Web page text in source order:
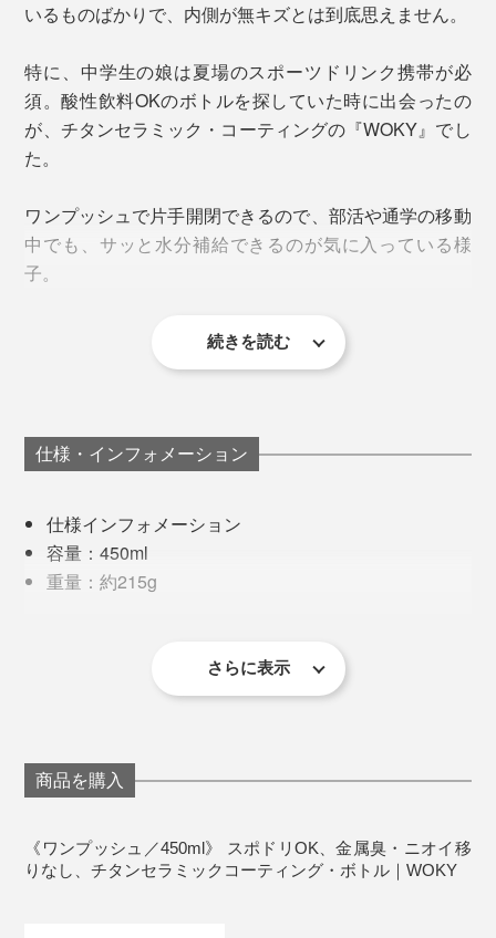
この技術、ボトルに採用したのは『WOKY』が初 （※）！
※台湾で初、日本市場での販売も初めて
味、香り、栄養を損なわず、ドリンクをそのままの状態
でキープ。同じボトルを気兼ねなく使いまわせます。
く、“何で飲むか”も見直してみてください。
ットに入れて、持ち運びやすいコンパクトサイズです。
本体は真空二重構造で保冷保温力バツグン。氷だけを入
はありませんでした（室温20〜24℃、4回フタを外して
確認）。フタを取り外した時の口径は5cmで、製氷器の
氷なら楽々入ります。
カラー展開は、日本ではあまり見かけないニュアンスカ
ラー。
ブラウン／優しいミルクティー色
グリーン／くすみ感のあるカーキ色
主張しすぎないシルバーのロゴが、ボトル下部にさりげ
さらに、マットな質感が手にしっとり馴染み、持つたび
いるものばかりで、内側が無キズとは到底思えません。
特に、中学生の娘は夏場のスポーツドリンク携帯が必
須。酸性飲料OKのボトルを探していた時に出会ったの
が、チタンセラミック・コーティングの『WOKY』でし
た。
ワンプッシュで片手開閉できるので、部活や通学の移動
中でも、サッと水分補給できるのが気に入っている様
子。
スリムだからリュックの外ポケットにも入れやすく、小
一方で私は、こまめな水分補給には「ワンプッシュ」、
飲み物の味や香りを楽しみたい時は「シルクハット」
続きを読む
仕様・インフォメーション
仕様インフォメーション
容量：450ml
重量：約215g
ティング） ［フタ・飲み口］ ポリプロピレン ［パッ
キン］シリコーン
は不可
さらに表示
商品を購入
《ワンプッシュ／450ml》 スポドリOK、金属臭・ニオイ移
りなし、チタンセラミックコーティング・ボトル｜WOKY